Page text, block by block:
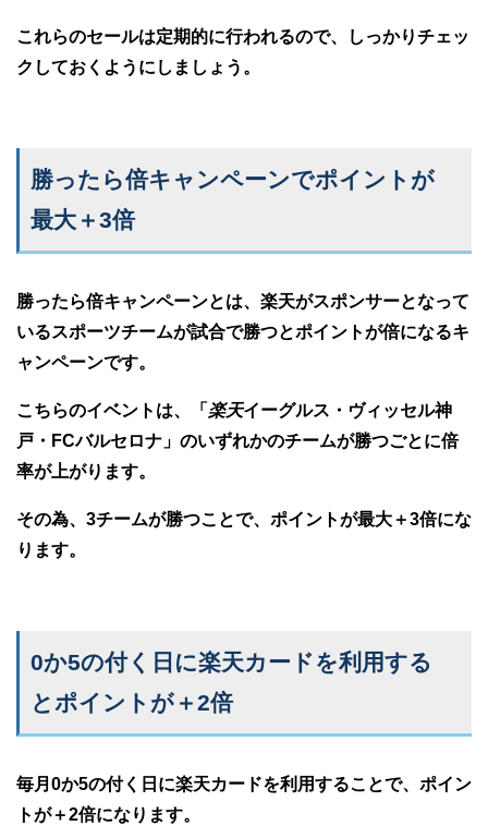
これらのセールは定期的に行われるので、しっかりチェッ
クしておくようにしましょう。
勝ったら倍キャンペーンでポイントが
最大＋3倍
勝ったら倍キャンペーンとは、楽天がスポンサーとなって
いるスポーツチームが試合で勝つとポイントが倍になるキ
ャンペーンです。
こちらのイベントは、「 楽天イーグルス・ヴィッセル神
戸・FCバルセロナ」のいずれかのチームが勝つごとに倍
率が上がります。
その為、3チームが勝つことで、ポイントが最大＋3倍にな
ります。
0か5の付く日に楽天カードを利用する
とポイントが＋2倍
毎月0か5の付く日に楽天カードを利用することで、ポイン
トが＋2倍になります。